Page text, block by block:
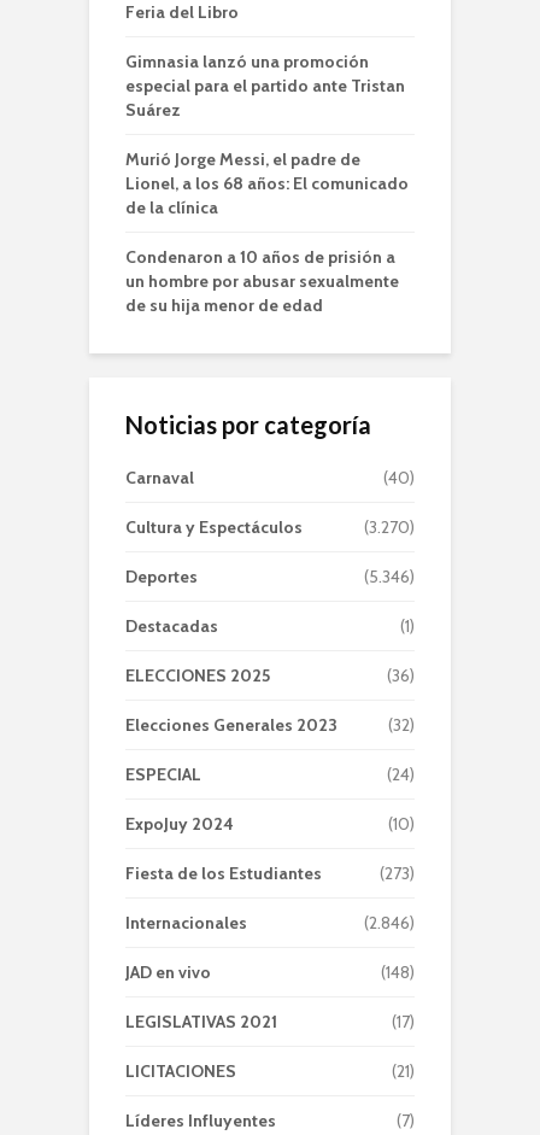
Feria del Libro
Gimnasia lanzó una promoción
especial para el partido ante Tristan
Suárez
Murió Jorge Messi, el padre de
Lionel, a los 68 años: El comunicado
de la clínica
Condenaron a 10 años de prisión a
un hombre por abusar sexualmente
de su hija menor de edad
Noticias por categoría
Carnaval (40)
Cultura y Espectáculos (3.270)
Deportes (5.346)
Destacadas (1)
ELECCIONES 2025 (36)
Elecciones Generales 2023 (32)
ESPECIAL (24)
ExpoJuy 2024 (10)
Fiesta de los Estudiantes (273)
Internacionales (2.846)
JAD en vivo (148)
LEGISLATIVAS 2021 (17)
LICITACIONES (21)
Líderes Influyentes (7)